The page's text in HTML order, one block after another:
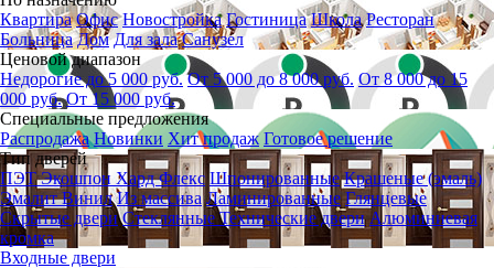
Квартира Офис Новостройка Гостиница Школа Ресторан
Больница Дом Для зала Санузел
Ценовой диапазон
Недорогие до 5 000 руб. От 5 000 до 8 000 руб. От 8 000 до 15
000 руб. От 15 000 руб.
Специальные предложения
Распродажа Новинки Хит продаж Готовое решение
Тип дверей
ПЭТЭкошпон Хард Флекс Шпонированные Крашеные (эмаль)
ЭмалитВинил Из массива Ламинированные Глянцевые
Скрытые двери СтеклянныеТехнические двери Алюминиевая
кромка
Входные двери